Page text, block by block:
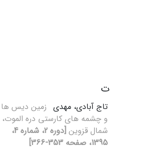
ت
تاج آبادی، مهدی زمین‌ دیس ها
و چشمه های کارستی دره الموت،
شمال قزوین
[دوره 2، شماره 4،
1395، صفحه 353-366]